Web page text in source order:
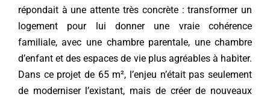
Presse
Demander un
répondait à une attente très concrète : transformer un
logement pour lui donner une vraie cohérence
familiale, avec une chambre parentale, une chambre
d’enfant et des espaces de vie plus agréables à habiter.
Dans ce projet de 65 m², l’enjeu n’était pas seulement
de moderniser l’existant, mais de créer de nouveaux